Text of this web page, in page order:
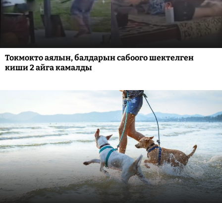
Токмокто аялын, балдарын сабоого шектелген
киши 2 айга камалды